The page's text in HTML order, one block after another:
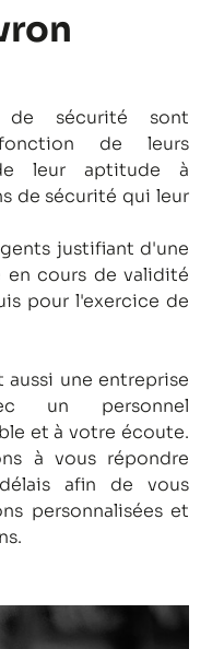
de sécurité sont
de leurs
leur aptitude à
de sécurité qui leur
justifiant d'une
en cours de validité
pour l'exercice de
aussi une entreprise
un personnel
et à votre écoute.
à vous répondre
afin de vous
personnalisées et